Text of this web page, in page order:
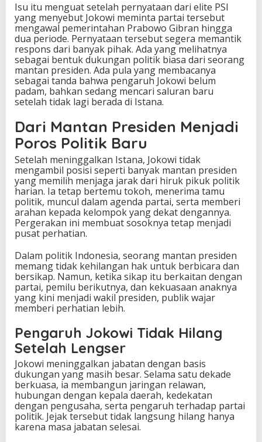
a
l
i
J
a
d
i
S
o
r
t
a
n
Isu itu menguat setelah pernyataan dari elite PSI
yang menyebut Jokowi meminta partai tersebut
mengawal pemerintahan Prabowo Gibran hingga
dua periode. Pernyataan tersebut segera memantik
respons dari banyak pihak. Ada yang melihatnya
sebagai bentuk dukungan politik biasa dari seorang
mantan presiden. Ada pula yang membacanya
sebagai tanda bahwa pengaruh Jokowi belum
padam, bahkan sedang mencari saluran baru
setelah tidak lagi berada di Istana.
Dari Mantan Presiden Menjadi
Poros Politik Baru
Setelah meninggalkan Istana, Jokowi tidak
mengambil posisi seperti banyak mantan presiden
yang memilih menjaga jarak dari hiruk pikuk politik
harian. Ia tetap bertemu tokoh, menerima tamu
politik, muncul dalam agenda partai, serta memberi
arahan kepada kelompok yang dekat dengannya.
Pergerakan ini membuat sosoknya tetap menjadi
pusat perhatian.
Dalam politik Indonesia, seorang mantan presiden
memang tidak kehilangan hak untuk berbicara dan
bersikap. Namun, ketika sikap itu berkaitan dengan
partai, pemilu berikutnya, dan kekuasaan anaknya
yang kini menjadi wakil presiden, publik wajar
memberi perhatian lebih.
Pengaruh Jokowi Tidak Hilang
Setelah Lengser
Jokowi meninggalkan jabatan dengan basis
dukungan yang masih besar. Selama satu dekade
berkuasa, ia membangun jaringan relawan,
hubungan dengan kepala daerah, kedekatan
dengan pengusaha, serta pengaruh terhadap partai
politik. Jejak tersebut tidak langsung hilang hanya
karena masa jabatan selesai.